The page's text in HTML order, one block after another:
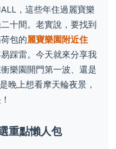
，這些年住過麗寶樂
十間。老實說，要找到
包的麗寶樂園附近住
踩雷。今天就來分享我
樂園開門第一波、還是
晚上想看摩天輪夜景，
重點懶人包